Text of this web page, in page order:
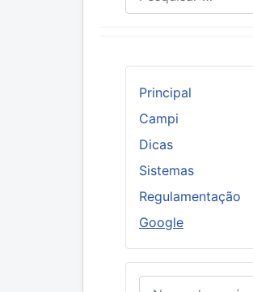
Principal
Campi
Dicas
Sistemas
Regulamentação
Google
Nome de usuário